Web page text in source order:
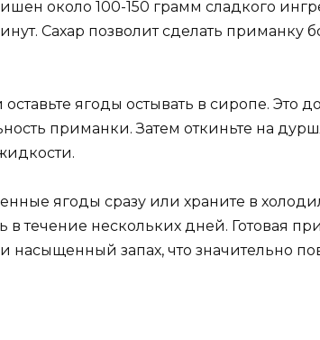
около 100-150 грамм сладкого
Сахар позволит сделать приманку
ягоды остывать в сиропе. Это
приманки. Затем откиньте на
ягоды сразу или храните в
в течение нескольких дней. Готовая
насыщенный запах, что значительно